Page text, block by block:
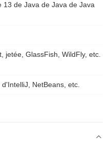
13 de Java de Java de Java
jetée, GlassFish, WildFly, etc.
NetBeans, etc.